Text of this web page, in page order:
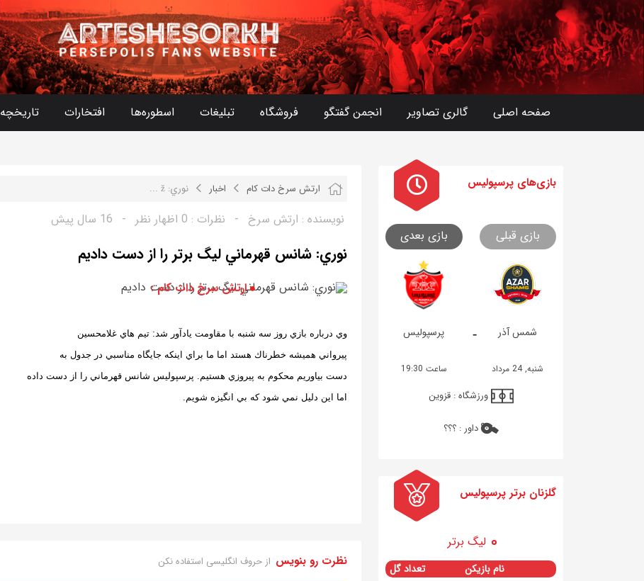
صفحه اصلی گالری تصاویر انجمن گفتگو فروشگاه تبلیغات اسطوره‌ها افتخارات تاریخچه
ارتش سرخ دات کام اخبار نوري: ž ...
نویسنده : ارتش سرخ - نظرات : 0 اظهار نظر - 16 سال پیش
نوري: شانس قهرماني ليگ برتر را از دست داديم
ارتش سرخ دات کام :
وي درباره بازي روز سه شنبه با مقاومت يادآور شد: تيم هاي غلامحسين
پيرواني هميشه خطرناك هستد اما ما براي اينكه جايگاه مناسبي در جدول به
دست بياوريم محكوم به پيروزي هستيم. پرسپوليس شانس قهرماني را از دست داده
اما اين دليل نمي شود كه بي انگيزه شويم.
نظرت رو بنویس از حروف انگلیسی استفاده نکن
بازی های پرسپولیس
بازی قبلی بازی بعدی
- شمس آذر پرسپولیس
شنبه, 24 مرداد ساعت 19:30
ورزشگاه :قزوین
داور :؟؟؟
گلزنان برتر پرسپولیس
لیگ برتر
نام بازیکن تعداد گل